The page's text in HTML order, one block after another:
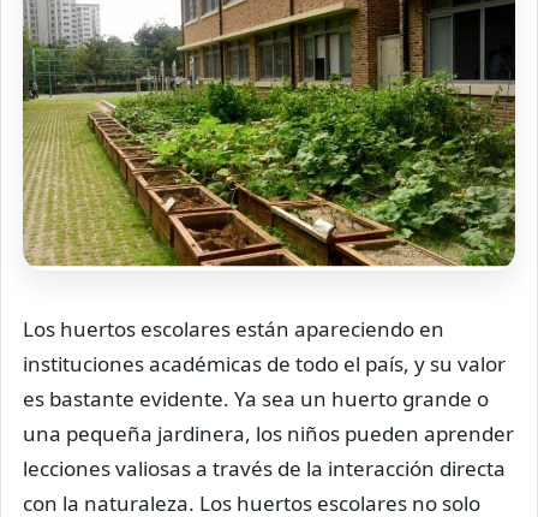
Los huertos escolares están apareciendo en
instituciones académicas de todo el país, y su valor
es bastante evidente. Ya sea un huerto grande o
una pequeña jardinera, los niños pueden aprender
lecciones valiosas a través de la interacción directa
con la naturaleza. Los huertos escolares no solo